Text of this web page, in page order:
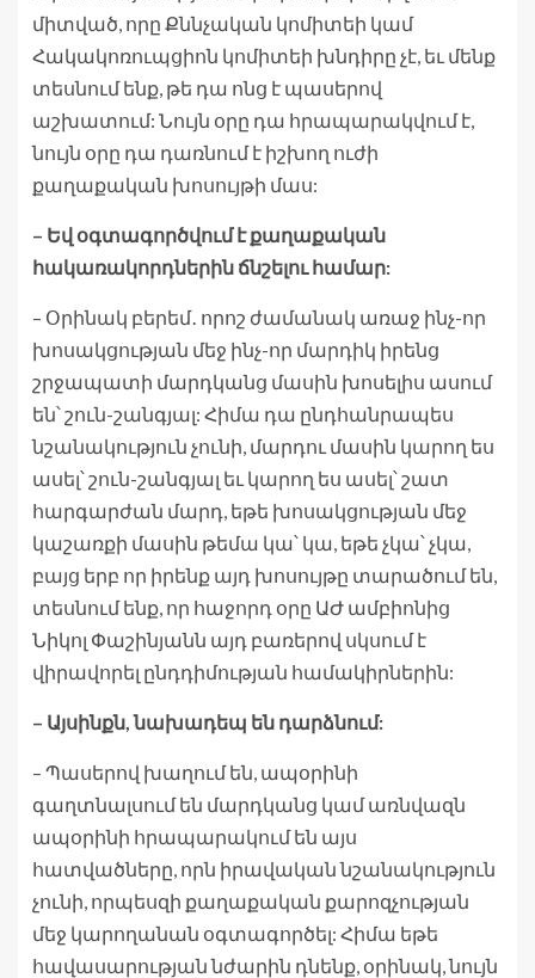
միտված, որը Քննչական կոմիտեի կամ
Հակակոռուպցիոն կոմիտեի խնդիրը չէ, եւ մենք
տեսնում ենք, թե դա ոնց է պասերով
աշխատում: Նույն օրը դա հրապարակվում է,
նույն օրը դա դառնում է իշխող ուժի
քաղաքական խոսույթի մաս:
– Եվ օգտագործվում է քաղաքական
հակառակորդներին ճնշելու համար:
– Օրինակ բերեմ․ որոշ ժամանակ առաջ ինչ-որ
խոսակցության մեջ ինչ-որ մարդիկ իրենց
շրջապատի մարդկանց մասին խոսելիս ասում
են՝ շուն-շանգյալ: Հիմա դա ընդհանրապես
նշանակություն չունի, մարդու մասին կարող ես
ասել՝ շուն-շանգյալ եւ կարող ես ասել՝ շատ
հարգարժան մարդ, եթե խոսակցության մեջ
կաշառքի մասին թեմա կա՝ կա, եթե չկա՝ չկա,
բայց երբ որ իրենք այդ խոսույթը տարածում են,
տեսնում ենք, որ հաջորդ օրը ԱԺ ամբիոնից
Նիկոլ Փաշինյանն այդ բառերով սկսում է
վիրավորել ընդդիմության համակիրներին:
– Այսինքն, նախադեպ են դարձնում:
– Պասերով խաղում են, ապօրինի
գաղտնալսում են մարդկանց կամ առնվազն
ապօրինի հրապարակում են այս
հատվածները, որն իրավական նշանակություն
չունի, որպեսզի քաղաքական քարոզչության
մեջ կարողանան օգտագործել: Հիմա եթե
հավասարության նժարին դնենք, օրինակ, նույն